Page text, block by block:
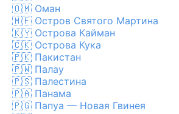
🇴🇲 Оман
🇲🇫 Остров Святого Мартина
🇰🇾 Острова Кайман
🇨🇰 Острова Кука
🇵🇰 Пакистан
🇵🇼 Палау
🇵🇸 Палестина
🇵🇦 Панама
🇵🇬 Папуа — Новая Гвинея